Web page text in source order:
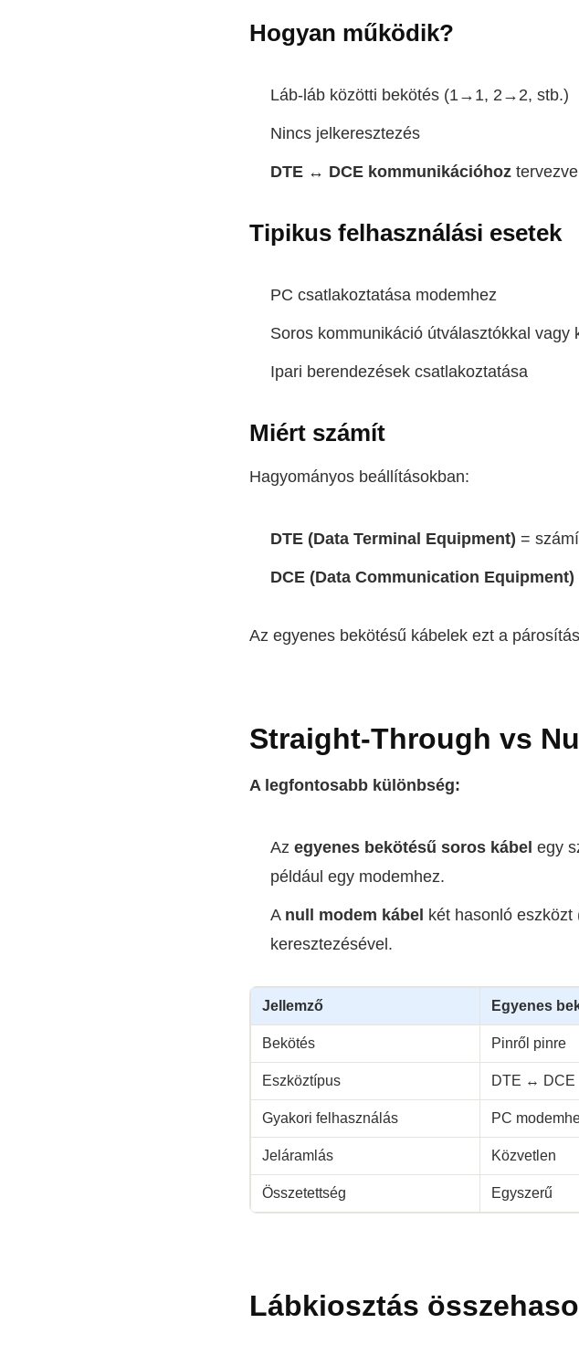
Hogyan működik?
Láb-láb közötti bekötés (1→1, 2→2, stb.)
Nincs jelkeresztezés
DTE ↔ DCE kommunikációhoz tervezve
Tipikus felhasználási esetek
PC csatlakoztatása modemhez
Soros kommunikáció útválasztókkal vagy
Ipari berendezések csatlakoztatása
Miért számít
Hagyományos beállításokban:
DTE (Data Terminal Equipment) =
DCE (Data Communication Equipment)
Az egyenes bekötésű kábelek ezt a
Straight-Through vs
A legfontosabb különbség:
Az egyenes bekötésű soros kábel egy
például egy modemhez.
A null modem kábel két hasonló
keresztezésével.
Jellemző Egyenes
Bekötés Pinről pinre
Eszköztípus DTE ↔ DCE
Gyakori felhasználás PC
Jeláramlás Közvetlen
Összetettség Egyszerű
Lábkiosztás